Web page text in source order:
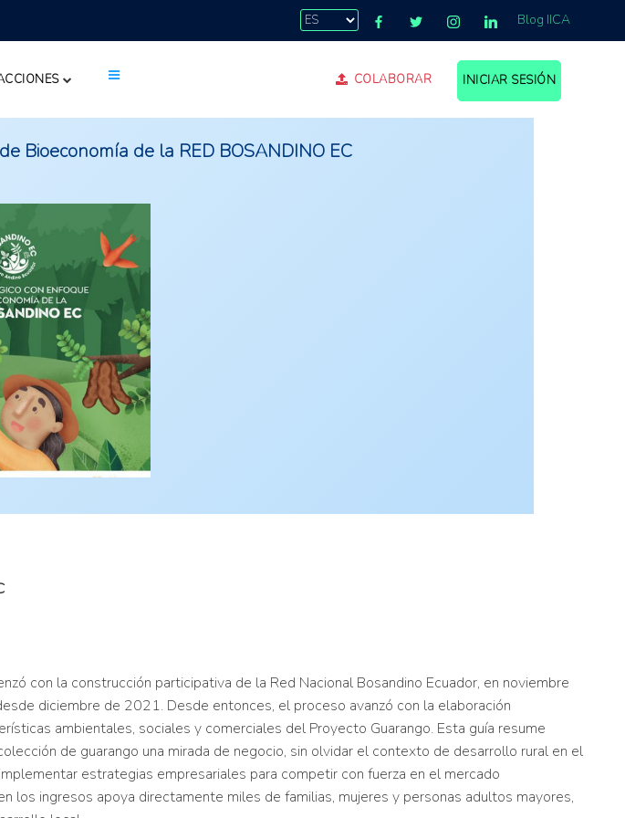
Blog IICA
COLABORAR INICIAR SESIÓN
Bioeconomía de la RED BOSANDINO EC
con la construcción participativa de la Red Nacional Bosandino Ecuador, en noviembre
diciembre de 2021. Desde entonces, el proceso avanzó con la elaboración
ambientales, sociales y comerciales del Proyecto Guarango. Esta guía resume
de guarango una mirada de negocio, sin olvidar el contexto de desarrollo rural en el
estrategias empresariales para competir con fuerza en el mercado
los ingresos apoya directamente miles de familias, mujeres y personas adultos mayores,